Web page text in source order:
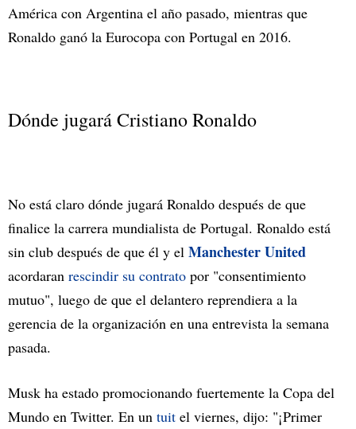
América con Argentina el año pasado, mientras que
Ronaldo ganó la Eurocopa con Portugal en 2016.
Dónde jugará Cristiano Ronaldo
No está claro dónde jugará Ronaldo después de que
finalice la carrera mundialista de Portugal. Ronaldo está
sin club después de que él y el Manchester United
acordaran rescindir su contrato por "consentimiento
mutuo", luego de que el delantero reprendiera a la
gerencia de la organización en una entrevista la semana
pasada.
Musk ha estado promocionando fuertemente la Copa del
Mundo en Twitter. En un tuit el viernes, dijo: "¡Primer